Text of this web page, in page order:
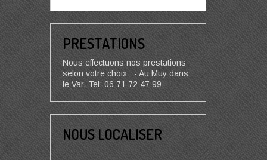
PRESTATIONS
Nous effectuons nos prestations
selon votre choix : - Au Muy dans
le Var, Tel: 06 71 72 47 99
NOUS LOCALISER